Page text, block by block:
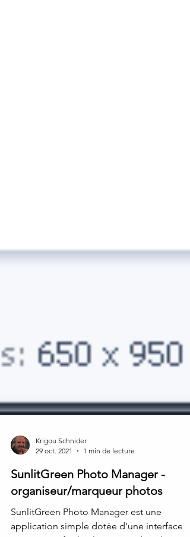
29 oct. 2021
1 min de lecture
SunlitGreen Photo Manager -
organiseur/marqueur photos
SunlitGreen Photo Manager est une